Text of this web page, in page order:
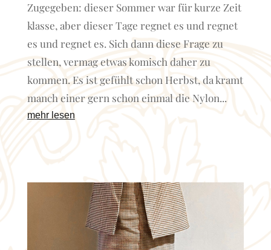
Zugegeben: dieser Sommer war für kurze Zeit
klasse, aber dieser Tage regnet es und regnet
es und regnet es. Sich dann diese Frage zu
stellen, vermag etwas komisch daher zu
kommen. Es ist gefühlt schon Herbst, da kramt
manch einer gern schon einmal die Nylon...
mehr lesen